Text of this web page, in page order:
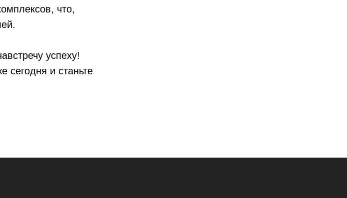
что,
успеху!
сегодня и станьте